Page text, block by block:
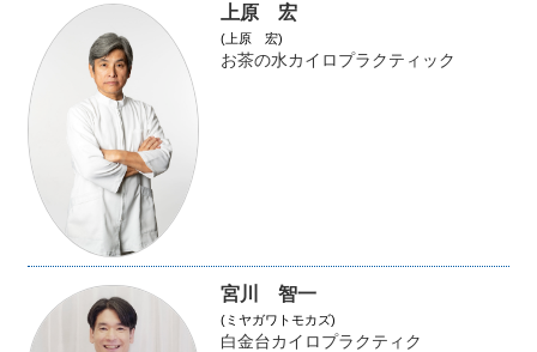
上原 宏
(上原 宏)
お茶の水カイロプラクティック
宮川 智一
(ミヤガワトモカズ)
白金台カイロプラクティク